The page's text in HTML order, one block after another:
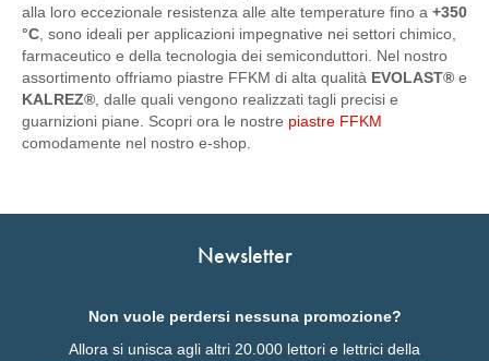
alla loro eccezionale resistenza alle alte temperature fino a +350
°C , sono ideali per applicazioni impegnative nei settori chimico,
farmaceutico e della tecnologia dei semiconduttori. Nel nostro
assortimento offriamo piastre FFKM di alta qualità EVOLAST® e
KALREZ® , dalle quali vengono realizzati tagli precisi e
guarnizioni piane. Scopri ora le nostre piastre FFKM
comodamente nel nostro e-shop.
Newsletter
Non vuole perdersi nessuna promozione?
Allora si unisca agli altri 20.000 lettori e lettrici della